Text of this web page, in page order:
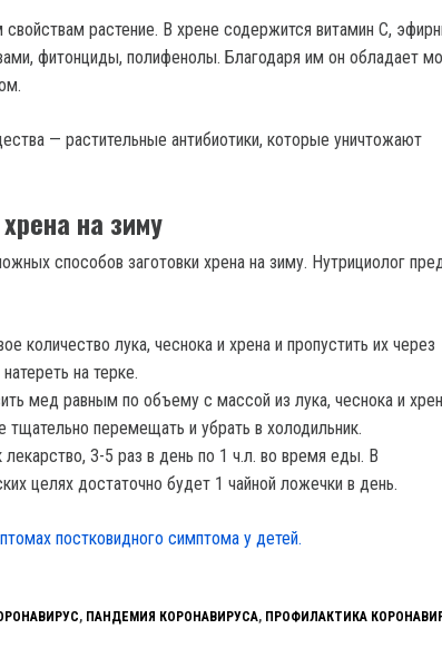
растение. В хрене содержится витамин С,
фитонциды, полифенолы. Благодаря им он обладает
— растительные антибиотики, которые уничтожают
на зиму
способов заготовки хрена на зиму. Нутрициолог
количество лука, чеснока и хрена и пропустить их через
на терке.
мед равным по объему с массой из лука, чеснока и
тщательно перемещать и убрать в холодильник.
лекарство, 3-5 раз в день по 1 ч.л. во время еды. В
целях достаточно будет 1 чайной ложечки в день.
постковидного симптома у детей.
, ПАНДЕМИЯ КОРОНАВИРУСА, ПРОФИЛАКТИКА